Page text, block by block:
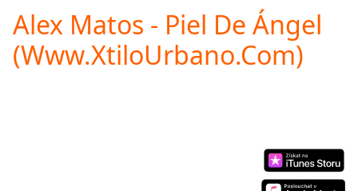
Play
Video
Play
Skip
Alex Matos - Piel De Ángel
(Www.XtiloUrbano.Com)